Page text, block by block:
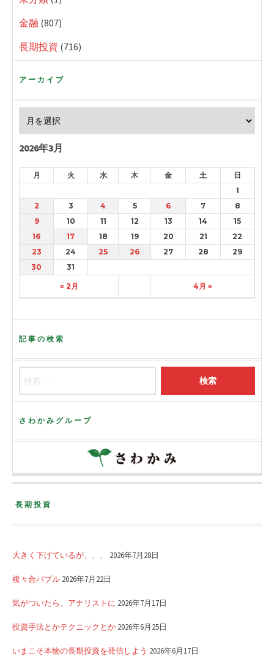
金融 (807)
長期投資 (716)
アーカイブ
2026年3月
月 火 水 木 金 土 日
« 2月 4月 »
1
2
3 4 5 6 7
8
9
10 11 12 13 14
15
16
17 18 19 20 21
22
23
24 25 26 27 28
29
30
31
記事の検索
さわかみグループ
長期投資
大きく下げているが、、、 2026年7月28日
複々合バブル 2026年7月22日
気がついたら、アナリストに 2026年7月17日
投資手法とかテクニックとか 2026年6月25日
いまこそ本物の長期投資を発信しよう 2026年6月17日